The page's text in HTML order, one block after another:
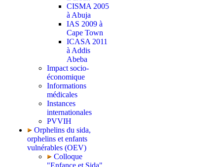
CISMA 2005
à Abuja
IAS 2009 à
Cape Town
ICASA 2011
à Addis
Abeba
Impact socio-
économique
Informations
médicales
Instances
internationales
PVVIH
Orphelins du sida,
orphelins et enfants
vulnérables (OEV)
Colloque
"Enfance et Sida"